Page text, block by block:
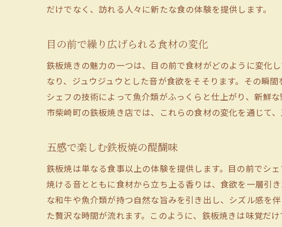
特別な
大
プ
特
思
和牛と
和
肉
だけでなく、訪れる人々に新たな食の体験を提供します。
目の前で繰り広げられる食材の変化
鉄板焼きの魅力の一つは、目の前で食材がどのように変化
なり、ジュウジュウとした音が食欲をそそります。その瞬
シェフの技術によって魚介類がふっくらと仕上がり、新鮮
市柴崎町の鉄板焼き店では、これらの食材の変化を通じて
五感で楽しむ鉄板焼の醍醐味
鉄板焼は単なる食事以上の体験を提供します。目の前でシ
焼ける音とともに食材から立ち上る香りは、食欲を一層引
な和牛や魚介類が持つ自然な旨みを引き出し、シズル感を
た贅沢な時間が流れます。このように、鉄板焼きは味覚だ